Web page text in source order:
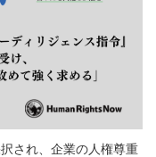
され、企業の人権尊重